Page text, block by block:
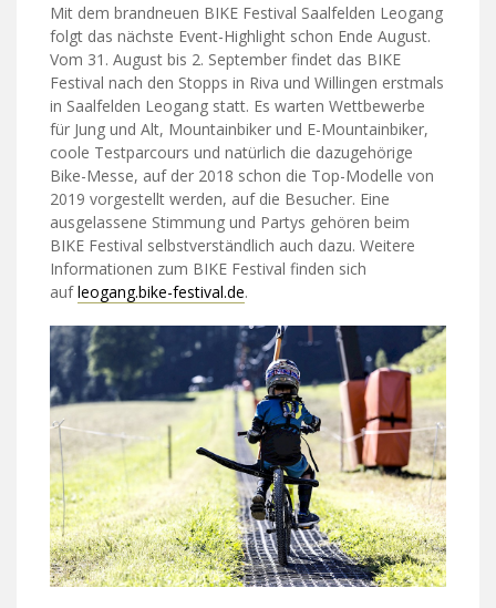
Mit dem brandneuen BIKE Festival Saalfelden Leogang
folgt das nächste Event-Highlight schon Ende August.
Vom 31. August bis 2. September findet das BIKE
Festival nach den Stopps in Riva und Willingen erstmals
in Saalfelden Leogang statt. Es warten Wettbewerbe
für Jung und Alt, Mountainbiker und E-Mountainbiker,
coole Testparcours und natürlich die dazugehörige
Bike-Messe, auf der 2018 schon die Top-Modelle von
2019 vorgestellt werden, auf die Besucher. Eine
ausgelassene Stimmung und Partys gehören beim
BIKE Festival selbstverständlich auch dazu. Weitere
Informationen zum BIKE Festival finden sich
aufleogang.bike-festival.de.